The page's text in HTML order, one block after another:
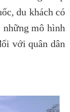
du khách có
mô hình
với quân dân